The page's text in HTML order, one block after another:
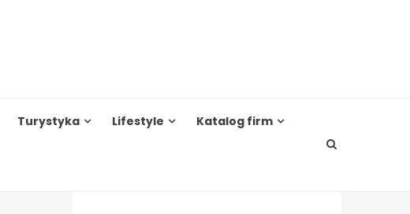
Turystyka Lifestyle Katalog firm